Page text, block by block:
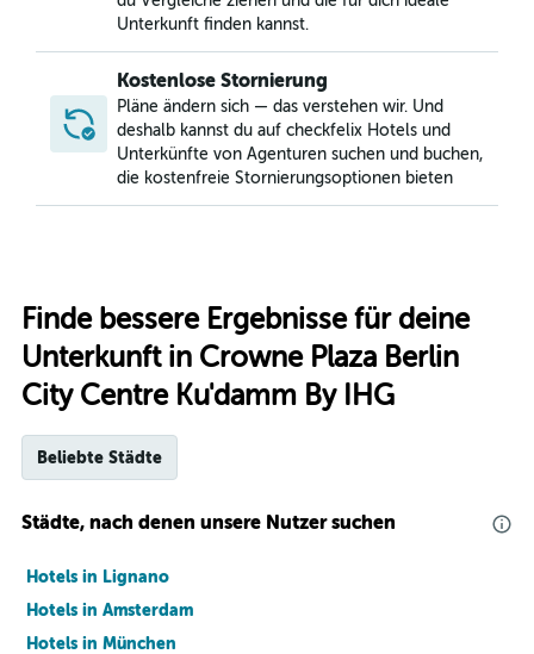
Unterkunft finden kannst.
Kostenlose Stornierung
Pläne ändern sich — das verstehen wir. Und
deshalb kannst du auf checkfelix Hotels und
Unterkünfte von Agenturen suchen und buchen,
die kostenfreie Stornierungsoptionen bieten
Finde bessere Ergebnisse für deine
Unterkunft in Crowne Plaza Berlin
City Centre Ku'damm By IHG
Beliebte Städte
Städte, nach denen unsere Nutzer suchen
Hotels in Lignano
Hotels in Amsterdam
Hotels in München